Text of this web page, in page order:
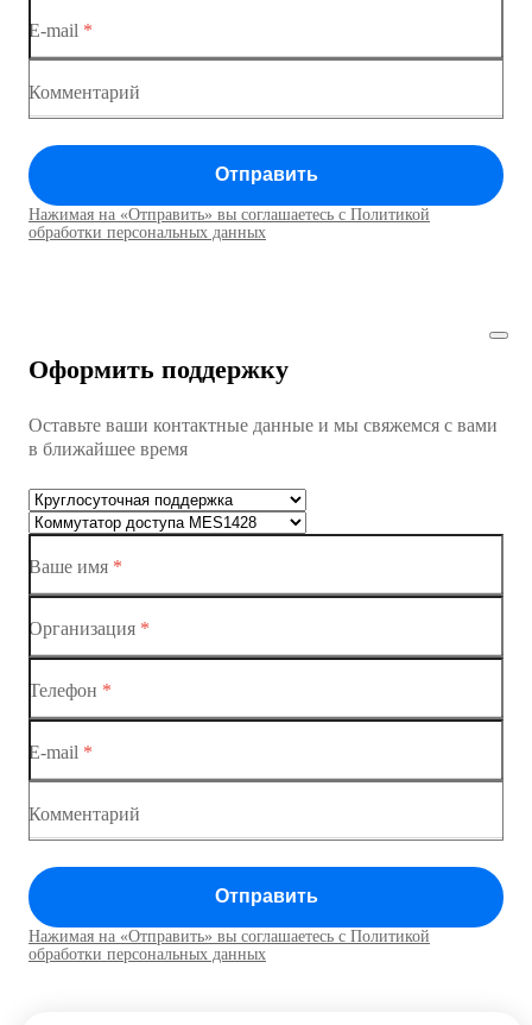
Коммутатор доступа MES1428
Коммутатор доступа MES1428
Коммутаторы доступа01
Коммутатор доступа MES1428
Коммутатор доступа MES1428
Коммутаторы доступа
Коммутатор доступа MES1428-02
E-mail *
Комментарий
Отправить
Нажимая на «Отправить» вы соглашаетесь с Политикой
обработки персональных данных
Оформить поддержку
Оставьте ваши контактные данные и мы свяжемся с вами
в ближайшее время
Ваше имя *
Организация *
Телефон *
E-mail *
Комментарий
Отправить
Нажимая на «Отправить» вы соглашаетесь с Политикой
обработки персональных данных